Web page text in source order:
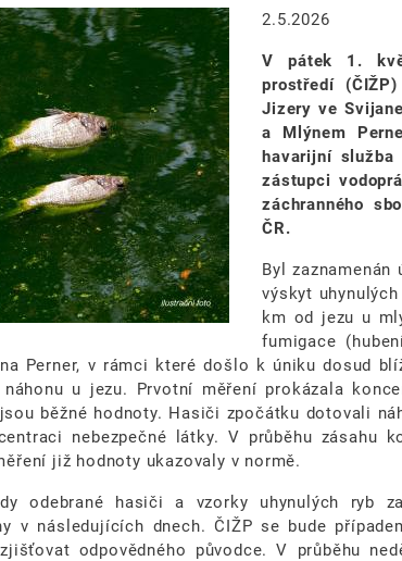
2.5.2026
V pátek 1.
prostředí
Jizery ve
a Mlýnem
havarijní služba
zástupci
záchranného
ČR.
Byl
výskyt
km od jezu u
fumigace
Perner, v rámci které došlo k úniku dosud
u jezu. Prvotní měření prokázala
běžné hodnoty. Hasiči zpočátku dotovali
nebezpečné látky. V průběhu zásahu
již hodnoty ukazovaly v normě.
odebrané hasiči a vzorky uhynulých ryb
v následujících dnech. ČIŽP se bude
odpovědného původce. V průběhu